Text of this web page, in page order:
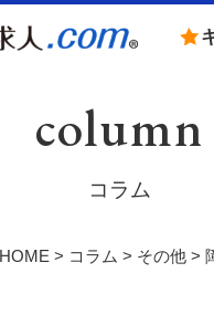
column
コラム
HOME> コラム > その他>